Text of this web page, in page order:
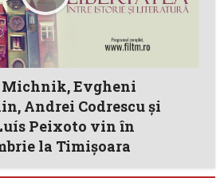
Michnik, Evgheni
Andrei Codrescu și
Peixoto vin în
la Timișoara